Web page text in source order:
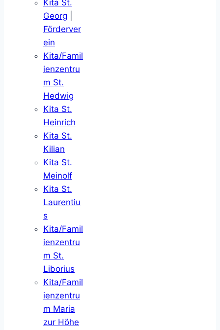
Kita St.
Georg
Förderver
ein
Kita/Famil
ienzentru
m St.
Hedwig
Kita St.
Heinrich
Kita St.
Kilian
Kita St.
Meinolf
Kita St.
Laurentiu
s
Kita/Famil
ienzentru
m St.
Liborius
Kita/Famil
ienzentru
m Maria
zur Höhe